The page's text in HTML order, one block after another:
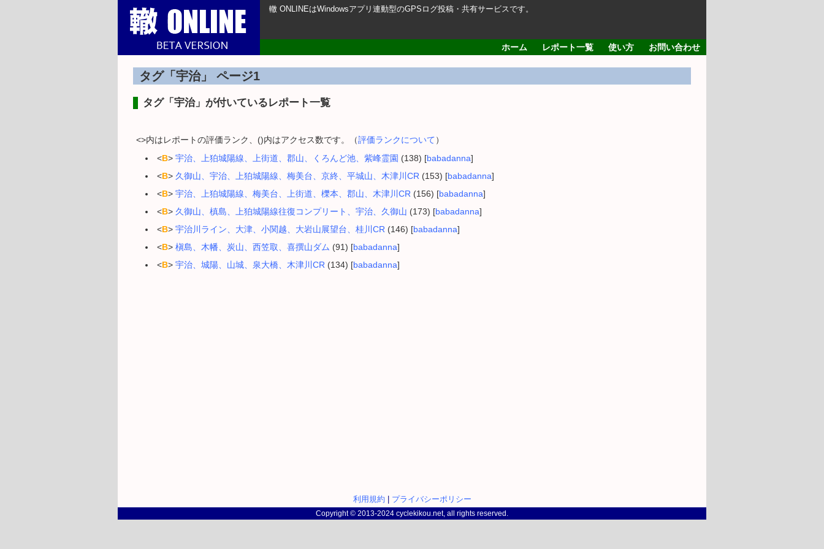
轍 ONLINEはWindowsアプリ連動型のGPSログ投稿・共有サービスです。
ホーム レポート一覧 使い方 お問い合わせ
タグ「宇治」 ページ1
タグ「宇治」が付いているレポート一覧
<>内はレポートの評価ランク、()内はアクセス数です。（評価ランクについて）
<B> 宇治、上狛城陽線、上街道、郡山、くろんど池、紫峰霊園 (138) [babadanna]
<B> 久御山、宇治、上狛城陽線、梅美台、京終、平城山、木津川CR (153) [babadanna]
<B> 宇治、上狛城陽線、梅美台、上街道、櫟本、郡山、木津川CR (156) [babadanna]
<B> 久御山、槙島、上狛城陽線往復コンプリート、宇治、久御山 (173) [babadanna]
<B> 宇治川ライン、大津、小関越、大岩山展望台、桂川CR (146) [babadanna]
<B> 槇島、木幡、炭山、西笠取、喜撰山ダム (91) [babadanna]
<B> 宇治、城陽、山城、泉大橋、木津川CR (134) [babadanna]
利用規約 プライバシーポリシー
Copyright © 2013-2024 cyclekikou.net, all rights reserved.